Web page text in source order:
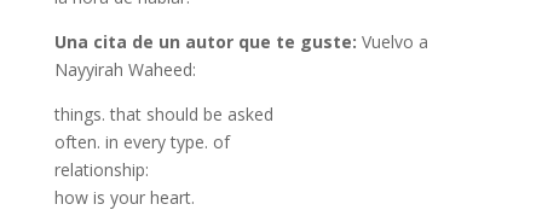
Una cita de un autor que te guste: Vuelvo a
Nayyirah Waheed:
things. that should be asked
often. in every type. of
relationship:
how is your heart.